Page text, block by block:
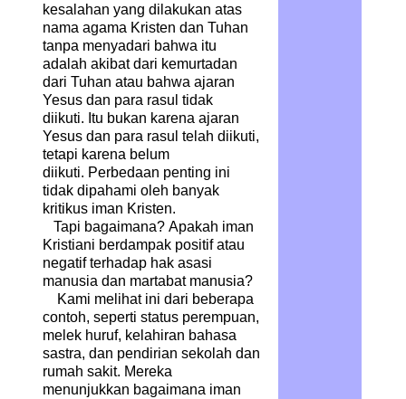
kesalahan yang dilakukan atas
nama agama Kristen dan Tuhan
tanpa menyadari bahwa itu
adalah akibat dari kemurtadan
dari Tuhan atau bahwa ajaran
Yesus dan para rasul tidak
diikuti. Itu bukan karena ajaran
Yesus dan para rasul telah diikuti,
tetapi karena belum
diikuti. Perbedaan penting ini
tidak dipahami oleh banyak
kritikus iman Kristen.
Tapi bagaimana? Apakah iman
Kristiani berdampak positif atau
negatif terhadap hak asasi
manusia dan martabat manusia?
Kami melihat ini dari beberapa
contoh, seperti status perempuan,
melek huruf, kelahiran bahasa
sastra, dan pendirian sekolah dan
rumah sakit. Mereka
menunjukkan bagaimana iman